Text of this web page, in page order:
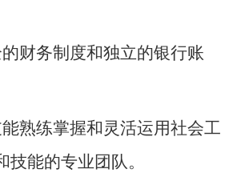
财务制度和独立的银行账
熟练掌握和灵活运用社会工
技能的专业团队。